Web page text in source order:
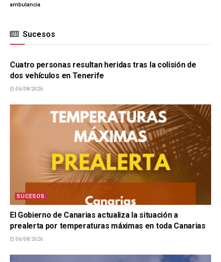
ambulancia
Sucesos
SUCESOS
Cuatro personas resultan heridas tras la colisión de
dos vehículos en Tenerife
06/08/2026
SUCESOS
El Gobierno de Canarias actualiza la situación a
prealerta por temperaturas máximas en toda Canarias
06/08/2026